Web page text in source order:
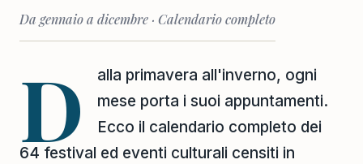
Da gennaio a dicembre · Calendario completo
D
alla primavera all'inverno, ogni
mese porta i suoi appuntamenti.
Ecco il calendario completo dei
64 festival ed eventi culturali censiti in